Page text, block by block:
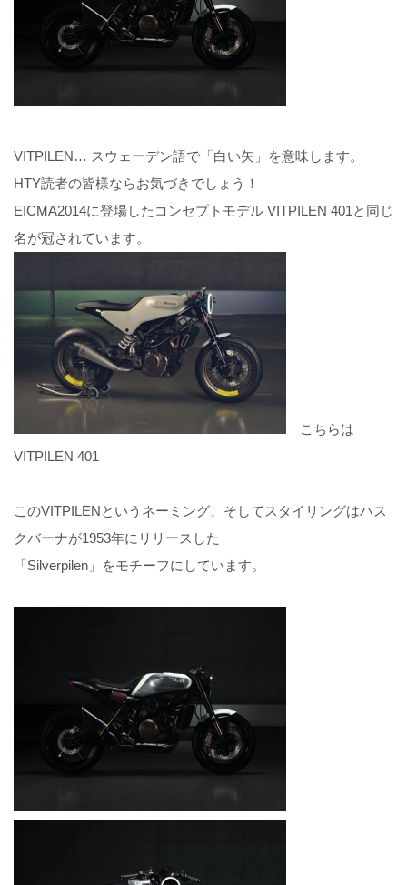
VITPILEN… スウェーデン語で「白い矢」を意味します。
HTY読者の皆様ならお気づきでしょう！
EICMA2014に登場したコンセプトモデル VITPILEN 401と同じ
名が冠されています。
こちらは
VITPILEN 401
このVITPILENというネーミング、そしてスタイリングはハス
クバーナが1953年にリリースした
「Silverpilen」をモチーフにしています。